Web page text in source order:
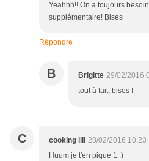
Yeahhh!! On a toujours
supplémentaire! Bises
Répondre
B Brigitte 29/02/2016
tout à fait, bises !
C cooking lili 28/02/2016 10:23
Huum je t'en pique 1 :)